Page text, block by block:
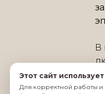
Этот сайт
Для корректной работы и
В